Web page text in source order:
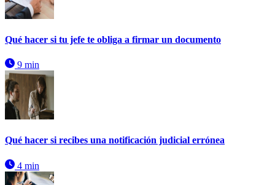
Qué hacer si tu jefe te obliga a firmar un documento
9 min
Qué hacer si recibes una notificación judicial errónea
4 min